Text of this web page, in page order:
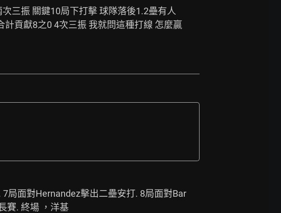
次三振 關鍵10局下打擊 球隊落後1.2壘有人
貢獻8之0 4次三振 我就問這種打線 怎麼贏
7局面對Hernandez擊出二壘安打. 8局面對Bar
賽. 終場 ，洋基